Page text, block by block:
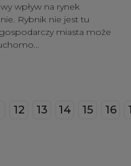
wpływ na rynek
Rybnik nie jest tu
miasta może
12 13 14 15 16